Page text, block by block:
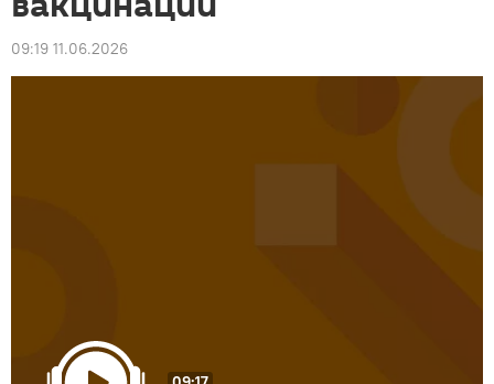
09:19 11.06.2026